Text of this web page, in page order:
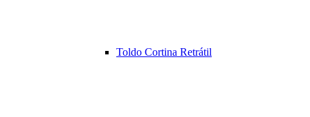
Toldo Cortina Retrátil